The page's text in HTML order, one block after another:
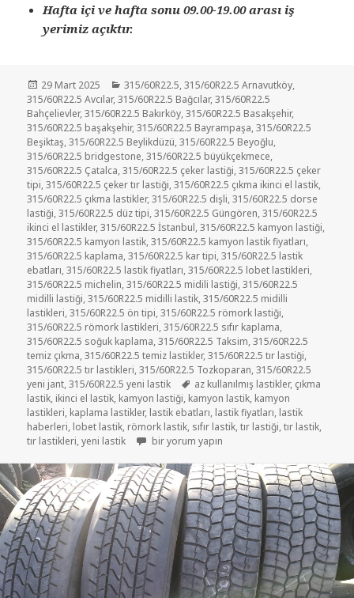
Hafta içi ve hafta sonu 09.00-19.00 arası iş
yerimiz açıktır.
Yayın
tarihi
29 Mart 2025 Kategoriler
315/60R22.5,315/60R22.5 Arnavutköy,
315/60R22.5 Avcılar,315/60R22.5 Bağcılar,315/60R22.5
Bahçelievler,315/60R22.5 Bakırköy,315/60R22.5 Basakşehir,
315/60R22.5 başakşehir,315/60R22.5 Bayrampaşa,315/60R22.5
Beşiktaş,315/60R22.5 Beylikdüzü,315/60R22.5 Beyoğlu,
315/60R22.5 bridgestone,315/60R22.5 büyükçekmece,
315/60R22.5 Çatalca,315/60R22.5 çeker lastiği,315/60R22.5 çeker
tipi,315/60R22.5 çeker tır lastiği,315/60R22.5 çıkma ikinci el lastik,
315/60R22.5 çıkma lastikler,315/60R22.5 dişli,315/60R22.5 dorse
lastiği,315/60R22.5 düz tipi,315/60R22.5 Güngören,315/60R22.5
ikinci el lastikler,315/60R22.5 İstanbul,315/60R22.5 kamyon lastiği,
315/60R22.5 kamyon lastik,315/60R22.5 kamyon lastik fiyatları,
315/60R22.5 kaplama,315/60R22.5 kar tipi,315/60R22.5 lastik
ebatları,315/60R22.5 lastik fiyatları,315/60R22.5 lobet lastikleri,
315/60R22.5 michelin,315/60R22.5 midili lastiği,315/60R22.5
midilli lastiği,315/60R22.5 midilli lastik,315/60R22.5 midilli
lastikleri,315/60R22.5 ön tipi,315/60R22.5 römork lastiği,
315/60R22.5 römork lastikleri,315/60R22.5 sıfır kaplama,
315/60R22.5 soğuk kaplama,315/60R22.5 Taksim,315/60R22.5
temiz çıkma,315/60R22.5 temiz lastikler,315/60R22.5 tır lastiği,
315/60R22.5 tır lastikleri,315/60R22.5 Tozkoparan,315/60R22.5
yeni jant,315/60R22.5 yeni lastik Etiketler
az kullanılmış lastikler, çıkma
lastik, ikinci el lastik, kamyon lastiği, kamyon lastik, kamyon
lastikleri, kaplama lastikler, lastik ebatları, lastik fiyatları, lastik
haberleri, lobet lastik, römork lastik, sıfır lastik,tır lastiği,tır lastik,
tır lastikleri,yeni lastik 315-60R22.5 İKİNCİ EL ÇIKMA LASTİKLER için
bir yorum yapın